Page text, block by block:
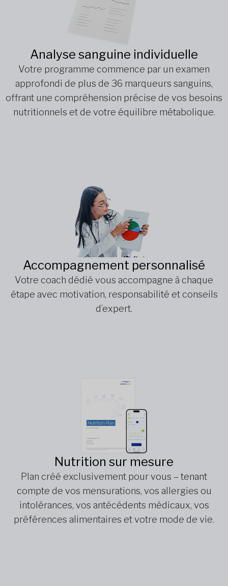
Analyse sanguine individuelle
Votre programme commence par un examen
approfondi de plus de 36 marqueurs sanguins,
offrant une compréhension précise de vos besoins
nutritionnels et de votre équilibre métabolique.
Accompagnement personnalisé
Votre coach dédié vous accompagne à chaque
étape avec motivation, responsabilité et conseils
d’expert.
Nutrition sur mesure
Plan créé exclusivement pour vous – tenant
compte de vos mensurations, vos allergies ou
intolérances, vos antécédents médicaux, vos
préférences alimentaires et votre mode de vie.